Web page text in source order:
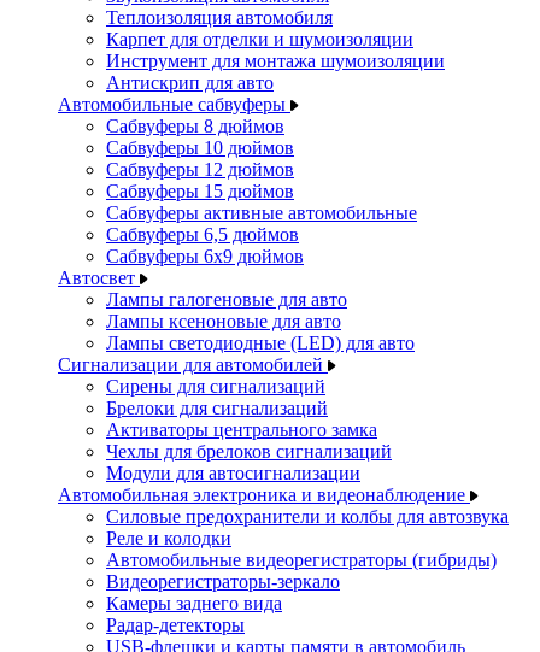
Теплоизоляция автомобиля
Карпет для отделки и шумоизоляции
Инструмент для монтажа шумоизоляции
Антискрип для авто
Автомобильные сабвуферы
Сабвуферы 8 дюймов
Сабвуферы 10 дюймов
Сабвуферы 12 дюймов
Сабвуферы 15 дюймов
Сабвуферы активные автомобильные
Сабвуферы 6,5 дюймов
Сабвуферы 6x9 дюймов
Автосвет
Лампы галогеновые для авто
Лампы ксеноновые для авто
Лампы светодиодные (LED) для авто
Сигнализации для автомобилей
Сирены для сигнализаций
Брелоки для сигнализаций
Активаторы центрального замка
Чехлы для брелоков сигнализаций
Модули для автосигнализации
Автомобильная электроника и видеонаблюдение
Силовые предохранители и колбы для автозвука
Реле и колодки
Автомобильные видеорегистраторы (гибриды)
Видеорегистраторы-зеркало
Камеры заднего вида
Радар-детекторы
USB-флешки и карты памяти в автомобиль